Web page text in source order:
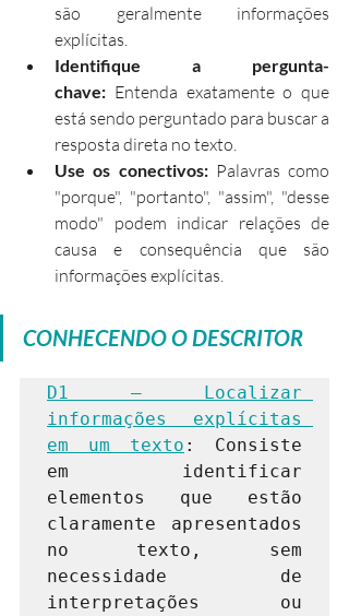
são geralmente informações
explícitas.
Identifique a pergunta-
chave: Entenda exatamente o que
está sendo perguntado para buscar a
resposta direta no texto.
Use os conectivos: Palavras como
"porque", "portanto", "assim", "desse
modo" podem indicar relações de
causa e consequência que são
informações explícitas.
CONHECENDO O DESCRITOR
D1 – Localizar
informações explícitas
em um texto : Consiste
em identificar
elementos que estão
claramente apresentados
no texto, sem
necessidade de
interpretações ou